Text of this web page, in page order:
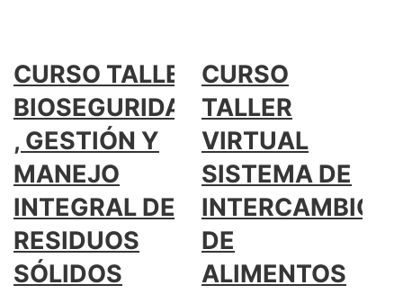
CURSO TALLER:
BIOSEGURIDAD
, GESTIÓN Y
MANEJO
INTEGRAL DE
RESIDUOS
SÓLIDOS
CURSO
TALLER
VIRTUAL
SISTEMA DE
INTERCAMBIO
DE
ALIMENTOS